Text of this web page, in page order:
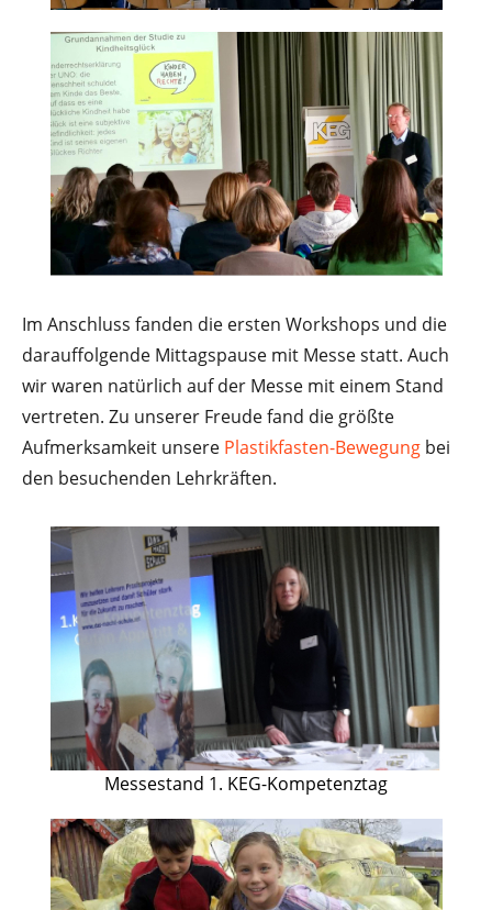
Im Anschluss fanden die ersten Workshops und die
darauffolgende Mittagspause mit Messe statt. Auch
wir waren natürlich auf der Messe mit einem Stand
vertreten. Zu unserer Freude fand die größte
Aufmerksamkeit unsere Plastikfasten-Bewegung bei
den besuchenden Lehrkräften.
Messestand 1. KEG-Kompetenztag